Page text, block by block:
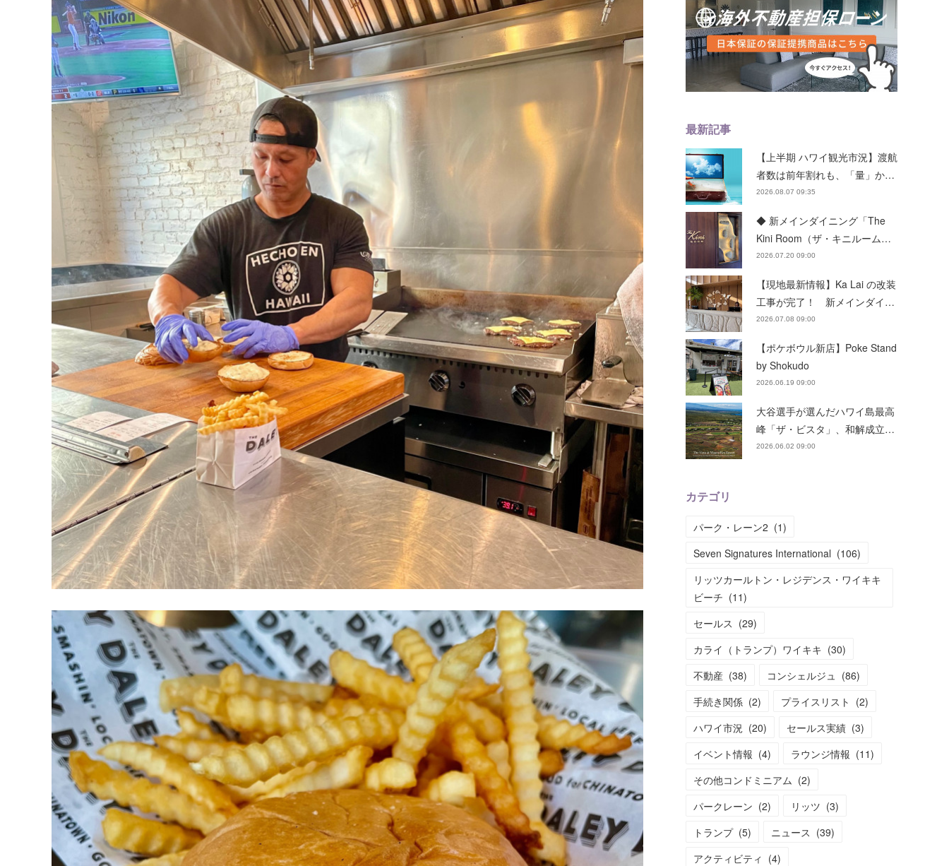
最新記事
【上半期 ハワイ観光市況】渡航
者数は前年割れも、「量」か…
2026.08.07 09:35
◆ 新メインダイニング「The
Kini Room（ザ・キニルーム…
2026.07.20 09:00
【現地最新情報】Ka Lai の改装
工事が完了！ 新メインダイ…
2026.07.08 09:00
【ポケボウル新店】Poke Stand
by Shokudo
2026.06.19 09:00
大谷選手が選んだハワイ島最高
峰「ザ・ビスタ」、和解成立…
2026.06.02 09:00
カテゴリ
パーク・レーン2 (1)
Seven Signatures International (106)
リッツカールトン・レジデンス・ワイキキ
ビーチ (11)
セールス (29)
カライ（トランプ）ワイキキ (30)
不動産 (38) コンシェルジュ (86)
手続き関係 (2) プライスリスト (2)
ハワイ市況 (20) セールス実績 (3)
イベント情報 (4) ラウンジ情報 (11)
その他コンドミニアム (2)
パークレーン (2) リッツ (3)
トランプ (5) ニュース (39)
アクティビティ (4)